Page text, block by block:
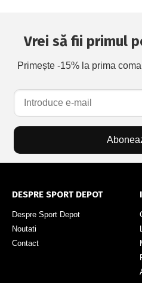
Vrei să fii primul
Primește -15% la prima
DESPRE SPORT DEPOT
Despre Sport Depot
Noutati
Contact